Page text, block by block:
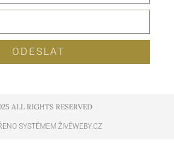
ODESLAT
ALL RIGHTS RESERVED​
SYSTÉMEM ŽIVÉWEBY.CZ